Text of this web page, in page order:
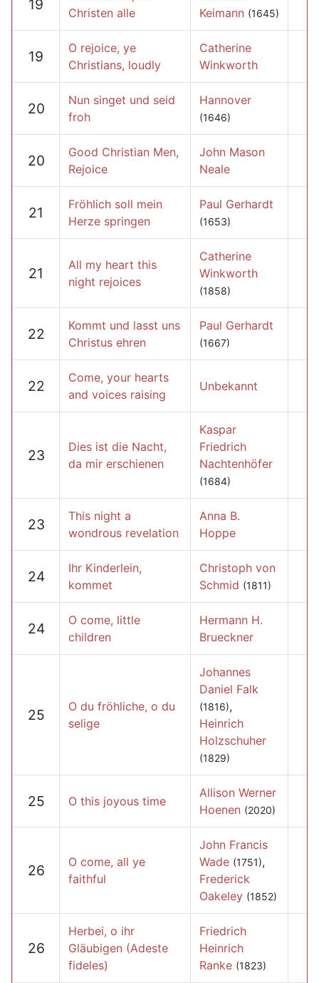
19
Christen alle
Keimann (1645)
19
O rejoice, ye
Christians, loudly
Catherine
Winkworth
20
Nun singet und seid
froh
Hannover
(1646)
20
Good Christian Men,
Rejoice
John Mason
Neale
21
Fröhlich soll mein
Herze springen
Paul Gerhardt
(1653)
21
All my heart this
night rejoices
Catherine
Winkworth
(1858)
22
Kommt und lasst uns
Christus ehren
Paul Gerhardt
(1667)
22
Come, your hearts
and voices raising
Unbekannt
23
Dies ist die Nacht,
da mir erschienen
Kaspar
Friedrich
Nachtenhöfer
(1684)
23
This night a
wondrous revelation
Anna B.
Hoppe
24
Ihr Kinderlein,
kommet
Christoph von
Schmid (1811)
24
O come, little
children
Hermann H.
Brueckner
25
O du fröhliche, o du
selige
Johannes
Daniel Falk
(1816),
Heinrich
Holzschuher
(1829)
25 O this joyous time
Allison Werner
Hoenen (2020)
26
O come, all ye
faithful
John Francis
Wade (1751),
Frederick
Oakeley (1852)
26
Herbei, o ihr
Gläubigen (Adeste
fideles)
Friedrich
Heinrich
Ranke (1823)